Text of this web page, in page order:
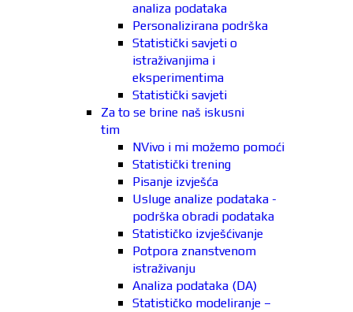
analiza podataka
Personalizirana podrška
Statistički savjeti o
istraživanjima i
eksperimentima
Statistički savjeti
Za to se brine naš iskusni
tim
NVivo i mi možemo pomoći
Statistički trening
Pisanje izvješća
Usluge analize podataka -
podrška obradi podataka
Statističko izvješćivanje
Potpora znanstvenom
istraživanju
Analiza podataka (DA)
Statističko modeliranje –